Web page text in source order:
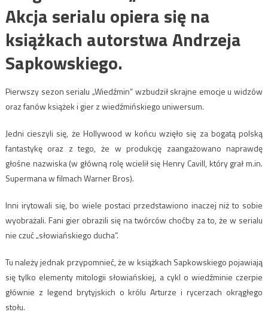
Akcja serialu opiera się na
książkach autorstwa Andrzeja
Sapkowskiego.
Pierwszy sezon serialu „Wiedźmin” wzbudził skrajne emocje u widzów
oraz fanów książek i gier z wiedźmińskiego uniwersum.
Jedni cieszyli się, że Hollywood w końcu wzięło się za bogatą polską
fantastykę oraz z tego, że w produkcję zaangażowano naprawdę
głośne nazwiska (w główną rolę wcielił się Henry Cavill, który grał m.in.
Supermana w filmach Warner Bros).
Inni irytowali się, bo wiele postaci przedstawiono inaczej niż to sobie
wyobrażali. Fani gier obrazili się na twórców choćby za to, że w serialu
nie czuć „słowiańskiego ducha”.
Tu należy jednak przypomnieć, że w książkach Sapkowskiego pojawiają
się tylko elementy mitologii słowiańskiej, a cykl o wiedźminie czerpie
głównie z legend brytyjskich o królu Arturze i rycerzach okrągłego
stołu.